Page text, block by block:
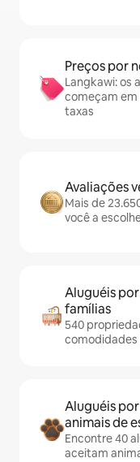
Preços por
Langkawi: os
começam em
taxas
Avaliações
Mais de
você a
Aluguéis
famílias
540
comodidades
Aluguéis
animais de
Encontre 40
aceitam